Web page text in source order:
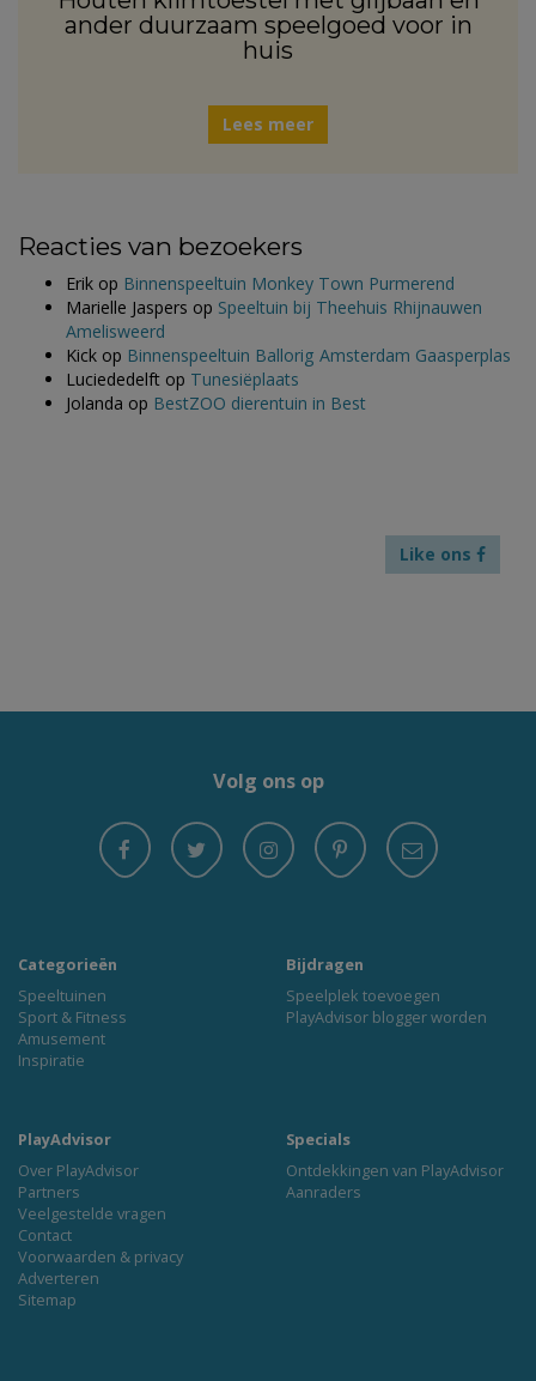
ander duurzaam speelgoed voor in
huis
Lees meer
Reacties van bezoekers
Erik op Binnenspeeltuin Monkey Town Purmerend
Marielle Jaspers op Speeltuin bij Theehuis Rhijnauwen
Amelisweerd
Kick op Binnenspeeltuin Ballorig Amsterdam Gaasperplas
Luciededelft op Tunesiëplaats
Jolanda op BestZOO dierentuin in Best
Like ons
Volg ons op
Categorieën
Speeltuinen
Sport & Fitness
Amusement
Inspiratie
Bijdragen
Speelplek toevoegen
PlayAdvisor blogger worden
PlayAdvisor
Over PlayAdvisor
Partners
Veelgestelde vragen
Contact
Voorwaarden & privacy
Adverteren
Sitemap
Specials
Ontdekkingen van PlayAdvisor
Aanraders